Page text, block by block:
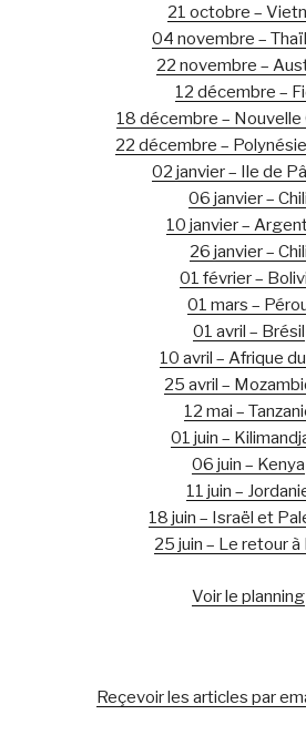
21 octobre –
04 novembre –
22 novembre –
12 décembre –
18 décembre – Nouvelle
22 décembre –
02 janvier – Ile de
06 janvier – Chili
10 janvier –
26 janvier – Chili
01 février –
01 mars –
01 avril – Brésil
10 avril – Afrique
25 avril –
12 mai –
01 juin –
06 juin – Kenya
11 juin –
18 juin – Israël et
25 juin – Le retour à
Voir le planning
Reçevoir les articles par